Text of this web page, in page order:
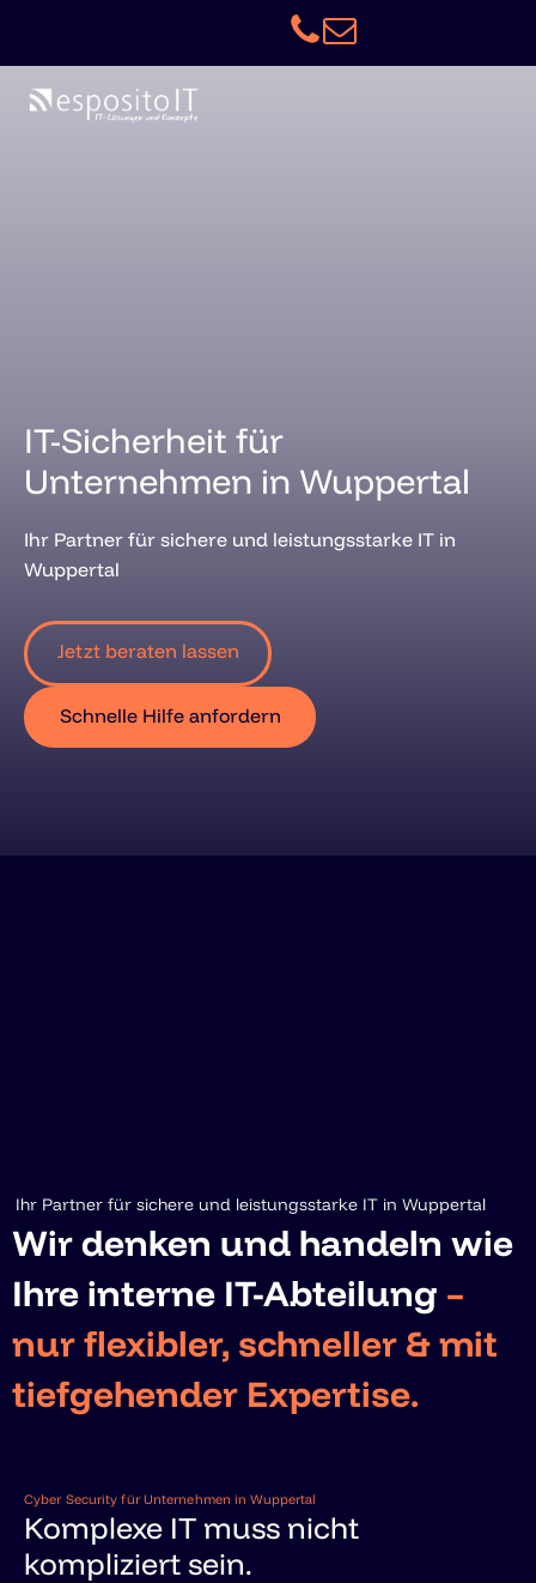
IT-Sicherheit für
Unternehmen in Wuppertal
Ihr Partner für sichere und leistungsstarke IT in
Wuppertal
Jetzt beraten lassen
Schnelle Hilfe anfordern
Ihr Partner für sichere und leistungsstarke IT in Wuppertal
Wir denken und handeln wie
Ihre interne IT-Abteilung –
nur flexibler, schneller & mit
tiefgehender Expertise.
Cyber Security für Unternehmen in Wuppertal
Komplexe IT muss nicht
kompliziert sein.